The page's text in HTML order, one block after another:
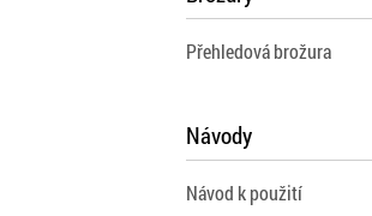
Přehledová brožura
Návody
Návod k použití